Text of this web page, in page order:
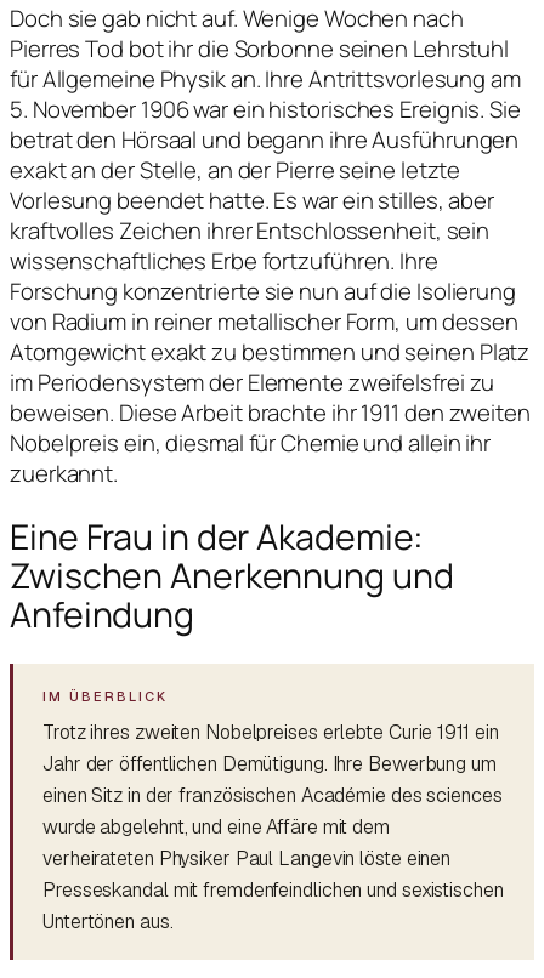
Doch sie gab nicht auf. Wenige Wochen nach
Pierres Tod bot ihr die Sorbonne seinen Lehrstuhl
für Allgemeine Physik an. Ihre Antrittsvorlesung am
5. November 1906 war ein historisches Ereignis. Sie
betrat den Hörsaal und begann ihre Ausführungen
exakt an der Stelle, an der Pierre seine letzte
Vorlesung beendet hatte. Es war ein stilles, aber
kraftvolles Zeichen ihrer Entschlossenheit, sein
wissenschaftliches Erbe fortzuführen. Ihre
Forschung konzentrierte sie nun auf die Isolierung
von Radium in reiner metallischer Form, um dessen
Atomgewicht exakt zu bestimmen und seinen Platz
im Periodensystem der Elemente zweifelsfrei zu
beweisen. Diese Arbeit brachte ihr 1911 den zweiten
Nobelpreis ein, diesmal für Chemie und allein ihr
zuerkannt.
Eine Frau in der Akademie:
Zwischen Anerkennung und
Anfeindung
Trotz ihres zweiten Nobelpreises erlebte Curie 1911 ein
Jahr der öffentlichen Demütigung. Ihre Bewerbung um
einen Sitz in der französischen Académie des sciences
wurde abgelehnt, und eine Affäre mit dem
verheirateten Physiker Paul Langevin löste einen
Presseskandal mit fremdenfeindlichen und sexistischen
Untertönen aus.